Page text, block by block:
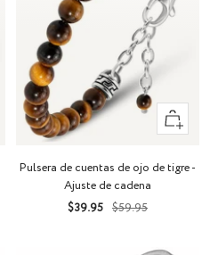
+
Añadir
Pulsera de cuentas de ojo de tigre -
Ajuste de cadena
Precio
$39.95 Precio
$59.95